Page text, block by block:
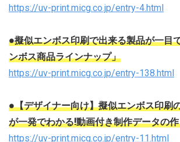
https://uv-print.micg.co.jp/entry-4.html
●擬似エンボス印刷で出来る製品が一目
ンボス商品ラインナップ」
https://uv-print.micg.co.jp/entry-138.html
●【デザイナー向け】擬似エンボス印刷
が一発でわかる!動画付き制作データの
https://uv-print.micg.co.jp/entry-11.html